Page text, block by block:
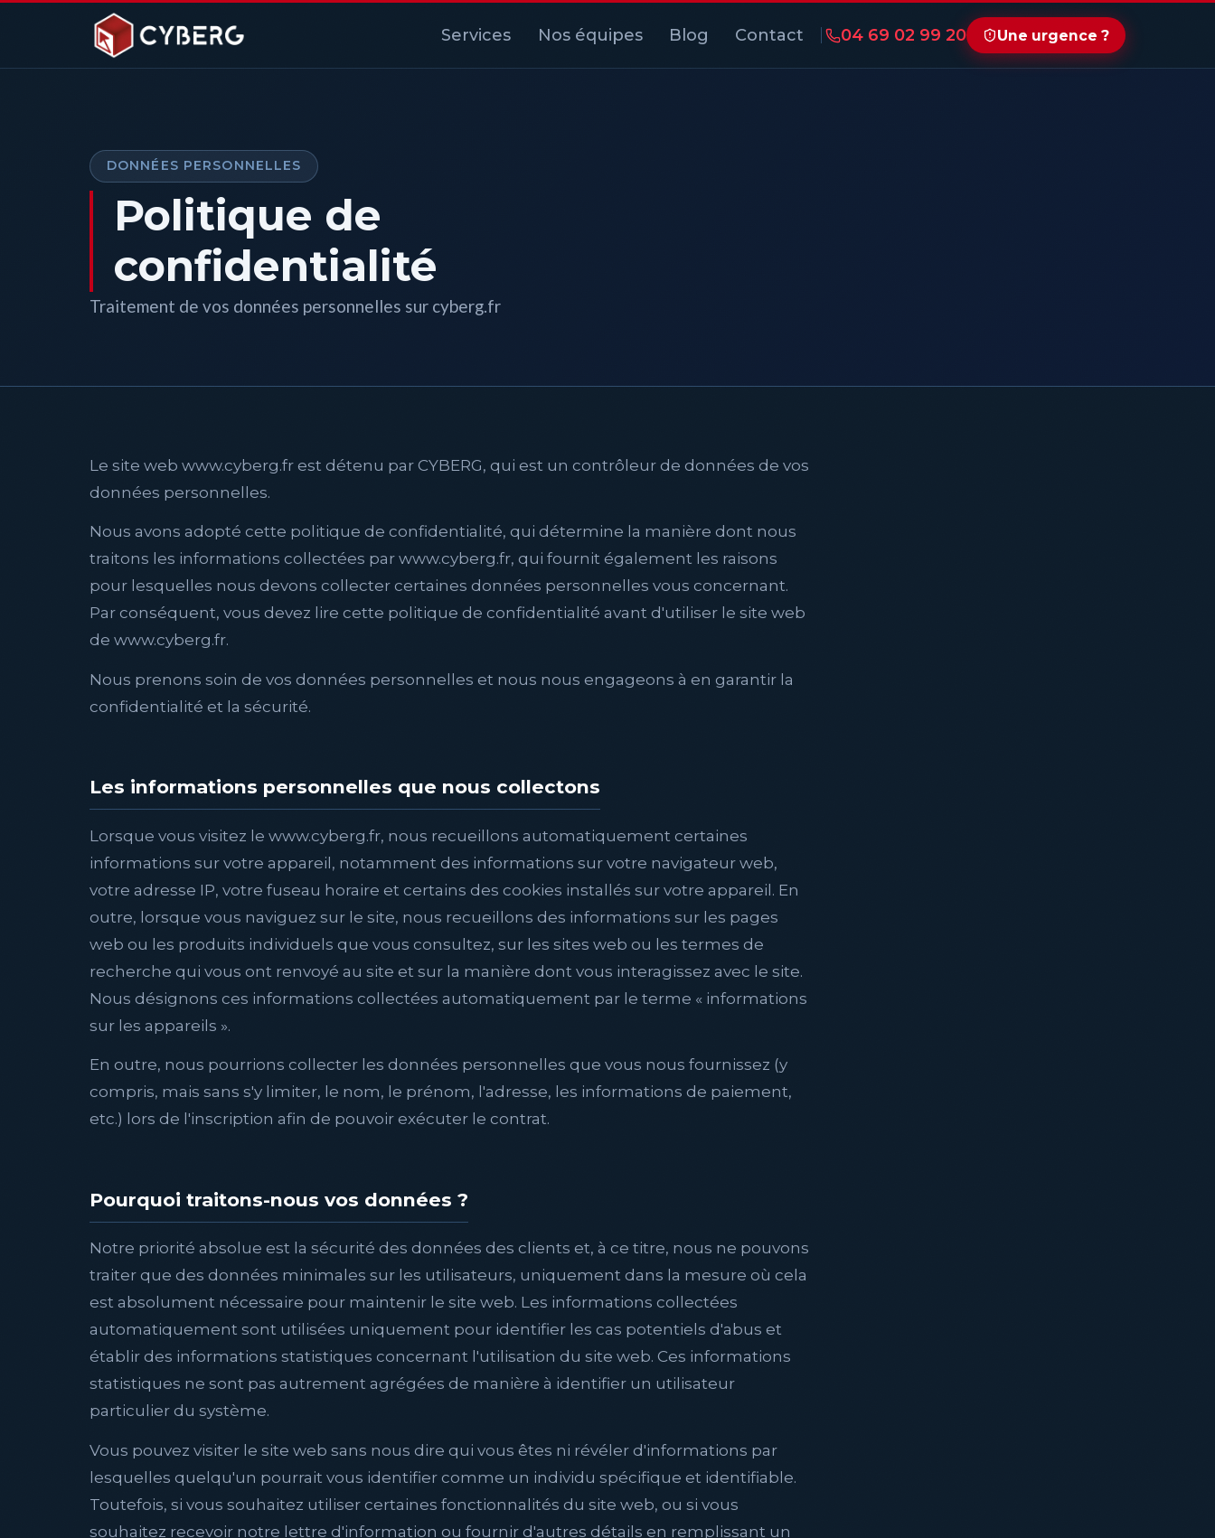
Services Nos équipes Blog Contact 04 69 02 99 20 Une urgence ?
DONNÉES PERSONNELLES
Politique de
confidentialité
Traitement de vos données personnelles sur cyberg.fr
Le site web www.cyberg.fr est détenu par CYBERG, qui est un contrôleur de données de vos
données personnelles.
Nous avons adopté cette politique de confidentialité, qui détermine la manière dont nous
traitons les informations collectées par www.cyberg.fr, qui fournit également les raisons
pour lesquelles nous devons collecter certaines données personnelles vous concernant.
Par conséquent, vous devez lire cette politique de confidentialité avant d'utiliser le site web
de www.cyberg.fr.
Nous prenons soin de vos données personnelles et nous nous engageons à en garantir la
confidentialité et la sécurité.
Les informations personnelles que nous collectons
Lorsque vous visitez le www.cyberg.fr, nous recueillons automatiquement certaines
informations sur votre appareil, notamment des informations sur votre navigateur web,
votre adresse IP, votre fuseau horaire et certains des cookies installés sur votre appareil. En
outre, lorsque vous naviguez sur le site, nous recueillons des informations sur les pages
web ou les produits individuels que vous consultez, sur les sites web ou les termes de
recherche qui vous ont renvoyé au site et sur la manière dont vous interagissez avec le site.
Nous désignons ces informations collectées automatiquement par le terme « informations
sur les appareils ».
En outre, nous pourrions collecter les données personnelles que vous nous fournissez (y
compris, mais sans s'y limiter, le nom, le prénom, l'adresse, les informations de paiement,
etc.) lors de l'inscription afin de pouvoir exécuter le contrat.
Pourquoi traitons-nous vos données ?
Notre priorité absolue est la sécurité des données des clients et, à ce titre, nous ne pouvons
traiter que des données minimales sur les utilisateurs, uniquement dans la mesure où cela
est absolument nécessaire pour maintenir le site web. Les informations collectées
automatiquement sont utilisées uniquement pour identifier les cas potentiels d'abus et
établir des informations statistiques concernant l'utilisation du site web. Ces informations
statistiques ne sont pas autrement agrégées de manière à identifier un utilisateur
particulier du système.
Vous pouvez visiter le site web sans nous dire qui vous êtes ni révéler d'informations par
lesquelles quelqu'un pourrait vous identifier comme un individu spécifique et identifiable.
Toutefois, si vous souhaitez utiliser certaines fonctionnalités du site web, ou si vous
souhaitez recevoir notre lettre d'information ou fournir d'autres détails en remplissant un